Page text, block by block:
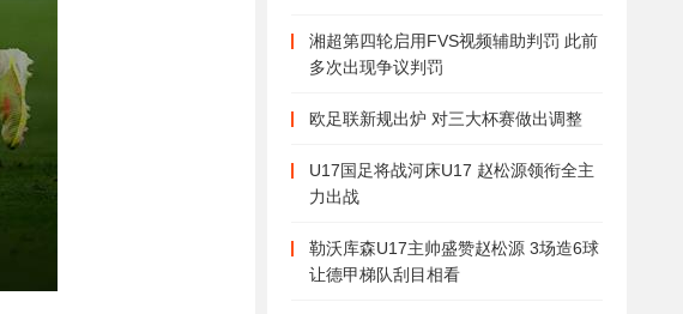
湘超第四轮启用FVS视频辅助判罚 此前
多次出现争议判罚
欧足联新规出炉 对三大杯赛做出调整
U17国足将战河床U17 赵松源领衔全主
力出战
勒沃库森U17主帅盛赞赵松源 3场造6球
让德甲梯队刮目相看